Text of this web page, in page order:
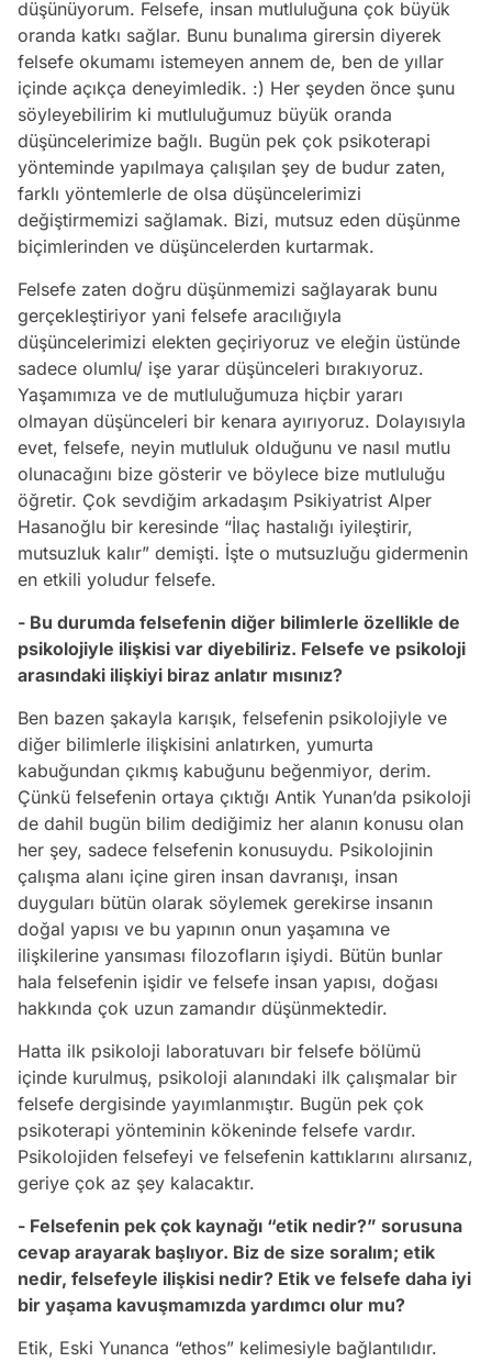
düşünüyorum. Felsefe, insan mutluluğuna çok büyük
oranda katkı sağlar. Bunu bunalıma girersin diyerek
felsefe okumamı istemeyen annem de, ben de yıllar
içinde açıkça deneyimledik. :) Her şeyden önce şunu
söyleyebilirim ki mutluluğumuz büyük oranda
düşüncelerimize bağlı. Bugün pek çok psikoterapi
yönteminde yapılmaya çalışılan şey de budur zaten,
farklı yöntemlerle de olsa düşüncelerimizi
değiştirmemizi sağlamak. Bizi, mutsuz eden düşünme
biçimlerinden ve düşüncelerden kurtarmak.
Felsefe zaten doğru düşünmemizi sağlayarak bunu
gerçekleştiriyor yani felsefe aracılığıyla
düşüncelerimizi elekten geçiriyoruz ve eleğin üstünde
sadece olumlu/ işe yarar düşünceleri bırakıyoruz.
Yaşamımıza ve de mutluluğumuza hiçbir yararı
olmayan düşünceleri bir kenara ayırıyoruz. Dolayısıyla
evet, felsefe, neyin mutluluk olduğunu ve nasıl mutlu
olunacağını bize gösterir ve böylece bize mutluluğu
öğretir. Çok sevdiğim arkadaşım Psikiyatrist Alper
Hasanoğlu bir keresinde “İlaç hastalığı iyileştirir,
mutsuzluk kalır” demişti. İşte o mutsuzluğu gidermenin
en etkili yoludur felsefe.
- Bu durumda felsefenin diğer bilimlerle özellikle de
psikolojiyle ilişkisi var diyebiliriz. Felsefe ve psikoloji
arasındaki ilişkiyi biraz anlatır mısınız?
Ben bazen şakayla karışık, felsefenin psikolojiyle ve
diğer bilimlerle ilişkisini anlatırken, yumurta
kabuğundan çıkmış kabuğunu beğenmiyor, derim.
Çünkü felsefenin ortaya çıktığı Antik Yunan’da psikoloji
de dahil bugün bilim dediğimiz her alanın konusu olan
her şey, sadece felsefenin konusuydu. Psikolojinin
çalışma alanı içine giren insan davranışı, insan
duyguları bütün olarak söylemek gerekirse insanın
doğal yapısı ve bu yapının onun yaşamına ve
ilişkilerine yansıması filozofların işiydi. Bütün bunlar
hala felsefenin işidir ve felsefe insan yapısı, doğası
hakkında çok uzun zamandır düşünmektedir.
Hatta ilk psikoloji laboratuvarı bir felsefe bölümü
içinde kurulmuş, psikoloji alanındaki ilk çalışmalar bir
felsefe dergisinde yayımlanmıştır. Bugün pek çok
psikoterapi yönteminin kökeninde felsefe vardır.
Psikolojiden felsefeyi ve felsefenin kattıklarını alırsanız,
geriye çok az şey kalacaktır.
- Felsefenin pek çok kaynağı “etik nedir?” sorusuna
cevap arayarak başlıyor. Biz de size soralım; etik
nedir, felsefeyle ilişkisi nedir? Etik ve felsefe daha iyi
bir yaşama kavuşmamızda yardımcı olur mu?
Etik, Eski Yunanca “ethos” kelimesiyle bağlantılıdır.